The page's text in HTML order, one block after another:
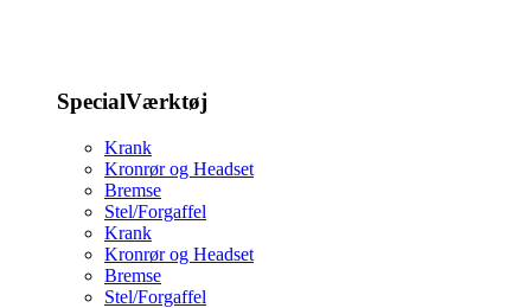
SpecialVærktøj
Krank
Kronrør og Headset
Bremse
Stel/Forgaffel
Krank
Kronrør og Headset
Bremse
Stel/Forgaffel